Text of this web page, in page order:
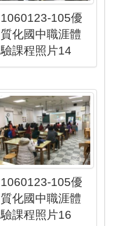
1060123-105優
質化國中職涯體
驗課程照片14
1060123-105優
質化國中職涯體
驗課程照片16